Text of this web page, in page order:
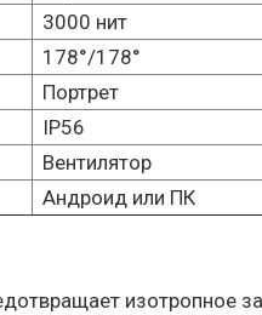
3000 нит
178°/178°
Портрет
IP56
Вентилятор
Андроид или ПК
изотропное